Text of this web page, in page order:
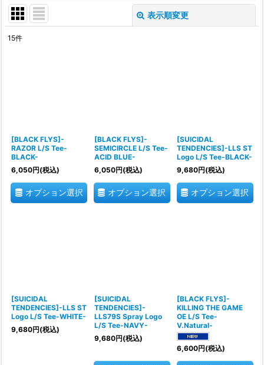
表示順変更
15件
[BLACK FLYS]-
RAZOR L/S Tee-
BLACK-
6,050円(税込)
オプション選択
[BLACK FLYS]-
SEMICIRCLE L/S Tee-
ACID BLUE-
6,050円(税込)
オプション選択
[SUICIDAL
TENDENCIES]-LLS ST
Logo L/S Tee-BLACK-
9,680円(税込)
オプション選択
[SUICIDAL
TENDENCIES]-LLS ST
Logo L/S Tee-WHITE-
9,680円(税込)
[SUICIDAL
TENDENCIES]-
LLS79S Spray Logo
L/S Tee-NAVY-
9,680円(税込)
[BLACK FLYS]-
KILLING THE GAME
OE L/S Tee-
V.Natural-
6,600円(税込)